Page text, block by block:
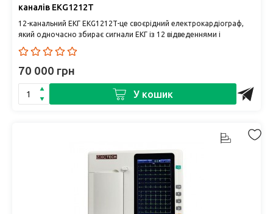
каналів EKG1212T
12-канальний ЕКГ EKG1212T-це своєрідний електрокардіограф,
який одночасно збирає сигнали ЕКГ із 12 відведеннями і
роздруковує форм..
70 000 грн
У кошик